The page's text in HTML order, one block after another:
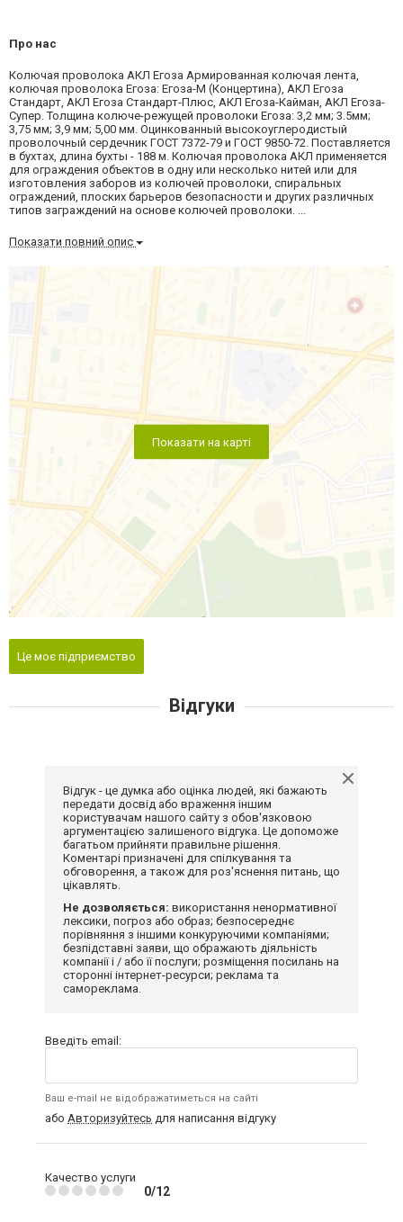
Про нас
Колючая проволока АКЛ Егоза Армированная колючая лента,
колючая проволока Егоза: Егоза-М (Концертина), АКЛ Егоза
Стандарт, АКЛ Егоза Стандарт-Плюс, АКЛ Егоза-Кайман, АКЛ Егоза-
Супер. Толщина колюче-режущей проволоки Егоза: 3,2 мм; 3.5мм;
3,75 мм; 3,9 мм; 5,00 мм. Оцинкованный высокоуглеродистый
проволочный сердечник ГОСТ 7372-79 и ГОСТ 9850-72. Поставляется
в бухтах, длина бухты - 188 м. Колючая проволока АКЛ применяется
для ограждения объектов в одну или несколько нитей или для
изготовления заборов из колючей проволоки, спиральных
ограждений, плоских барьеров безопасности и других различных
типов заграждений на основе колючей проволоки. ...
Показати повний опис
Показати на карті
Це моє підприємство
Відгуки
Відгук - це думка або оцінка людей, які бажають
передати досвід або враження іншим
користувачам нашого сайту з обов'язковою
аргументацією залишеного відгука. Це допоможе
багатьом прийняти правильне рішення.
Коментарі призначені для спілкування та
обговорення, а також для роз'яснення питань, що
цікавлять.
Не дозволяється: використання ненормативної
лексики, погроз або образ; безпосереднє
порівняння з іншими конкуруючими компаніями;
безпідставні заяви, що ображають діяльність
компанії і / або її послуги; розміщення посилань на
сторонні інтернет-ресурси; реклама та
самореклама.
Введіть email:
Ваш e-mail не відображатиметься на сайті
або Авторизуйтесь для написання відгуку
Качество услуги
0/12